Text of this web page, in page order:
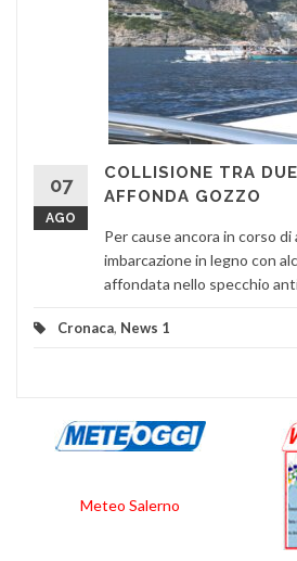
07
AGO
COLLISIONE TRA
AFFONDA GOZZO
Per cause ancora in corso
imbarcazione in legno con
affondata nello specchio
Cronaca, News 1
Meteo Salerno